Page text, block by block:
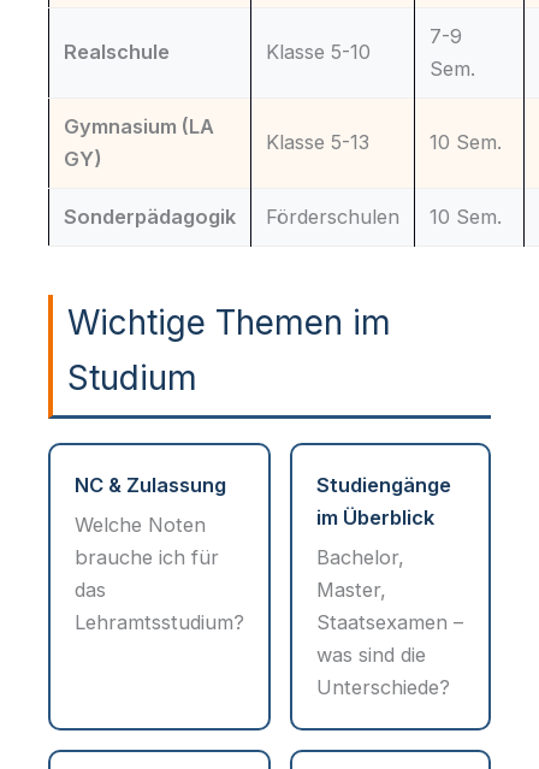
Realschule Klasse 5-10
7-9
Sem.
Gymnasium (LA
GY)
Klasse 5-13 10 Sem.
Sonderpädagogik Förderschulen 10 Sem.
Wichtige Themen im
Studium
NC & Zulassung
Welche Noten
brauche ich für
das
Lehramtsstudium?
Studiengänge
im Überblick
Bachelor,
Master,
Staatsexamen –
was sind die
Unterschiede?